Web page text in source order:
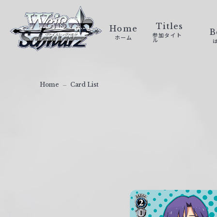
ァ
Home
ホーム
Titles
参加タイト
ル
Home Card List